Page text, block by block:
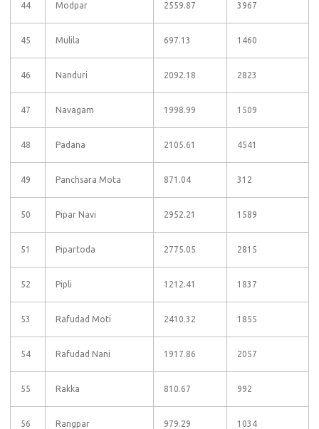
44 Modpar 2559.87 3967
45 Mulila 697.13 1460
46 Nanduri 2092.18 2823
47 Navagam 1998.99 1509
48 Padana 2105.61 4541
49 Panchsara Mota 871.04 312
50 Pipar Navi 2952.21 1589
51 Pipartoda 2775.05 2815
52 Pipli 1212.41 1837
53 Rafudad Moti 2410.32 1855
54 Rafudad Nani 1917.86 2057
55 Rakka 810.67 992
56 Rangpar 979.29 1034